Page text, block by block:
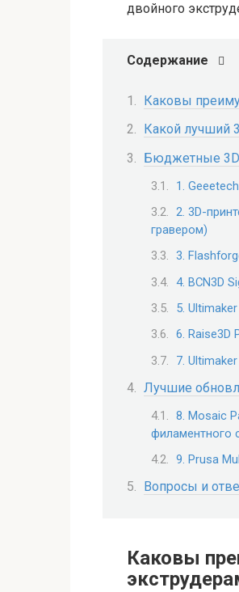
двойного
Содержание
Каковы
Какой лучший
Бюджетные
1.
2. 3D-
гравером)
3.
4. BCN3D
5.
6. Raise3D
7.
Лучшие
8. Mosaic
филаментного
9. Prusa
Вопросы и
Каковы